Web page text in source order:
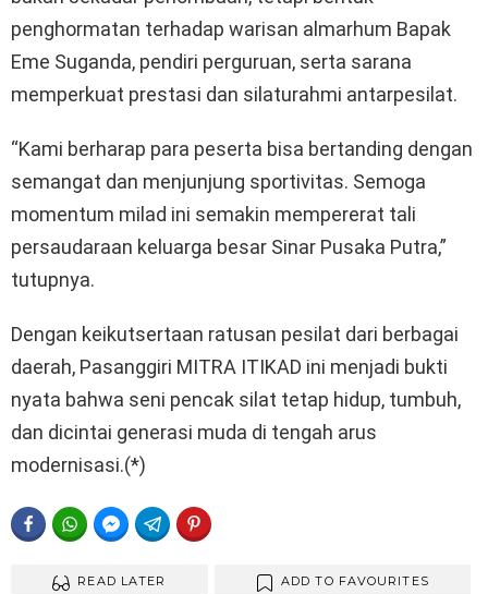
penghormatan terhadap warisan almarhum Bapak
Eme Suganda, pendiri perguruan, serta sarana
memperkuat prestasi dan silaturahmi antarpesilat.
“Kami berharap para peserta bisa bertanding dengan
semangat dan menjunjung sportivitas. Semoga
momentum milad ini semakin mempererat tali
persaudaraan keluarga besar Sinar Pusaka Putra,”
tutupnya.
Dengan keikutsertaan ratusan pesilat dari berbagai
daerah, Pasanggiri MITRA ITIKAD ini menjadi bukti
nyata bahwa seni pencak silat tetap hidup, tumbuh,
dan dicintai generasi muda di tengah arus
modernisasi.(*)
FACEBOOKWHATSAPPFACEBOOK MESSENGER
TELEGRAM
READ LATER ADD TO FAVOURITES